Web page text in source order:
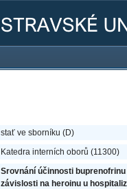
stať ve sborníku (D)
Katedra interních oborů (11300)
Srovnání účinnosti
závislosti na heroinu u